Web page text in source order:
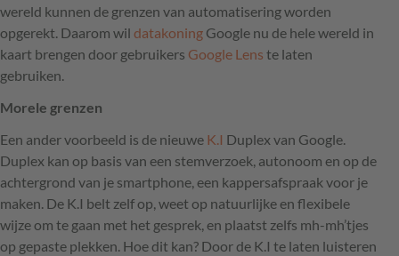
wereld kunnen de grenzen van automatisering worden
opgerekt. Daarom wil datakoning Google nu de hele wereld in
kaart brengen door gebruikers Google Lens te laten
gebruiken.
Morele grenzen
Een ander voorbeeld is de nieuwe K.I Duplex van Google.
Duplex kan op basis van een stemverzoek, autonoom en op de
achtergrond van je smartphone, een kappersafspraak voor je
maken. De K.I belt zelf op, weet op natuurlijke en flexibele
wijze om te gaan met het gesprek, en plaatst zelfs mh-mh’tjes
op gepaste plekken. Hoe dit kan? Door de K.I te laten luisteren